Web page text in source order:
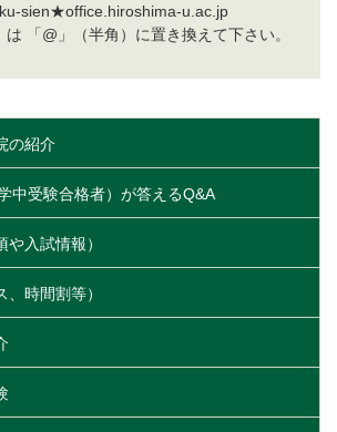
sien★office.hiroshima-u.ac.jp
「@」（半角）に置き換えて下さい。
の紹介
中受験合格者）が答えるQ&A
や入試情報）
時間割等）